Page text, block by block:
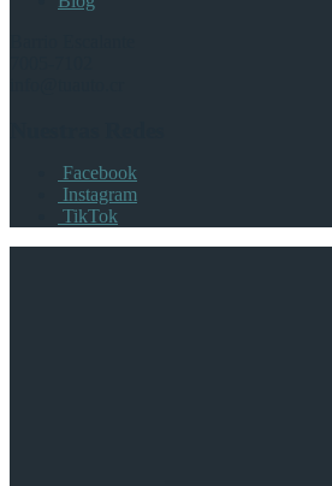
Facebook
Instagram
TikTok